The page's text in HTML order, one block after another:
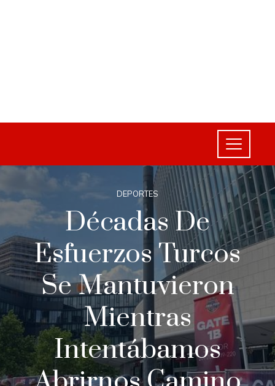
DEPORTES
Décadas De
Esfuerzos Turcos
Se Mantuvieron
Mientras
Intentábamos